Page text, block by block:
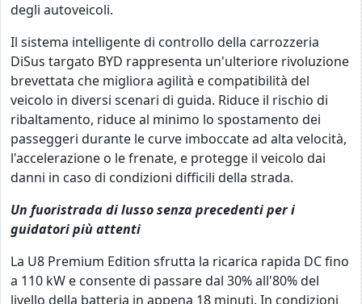
degli autoveicoli.
Il sistema intelligente di controllo della carrozzeria
DiSus targato BYD rappresenta un'ulteriore rivoluzione
brevettata che migliora agilità e compatibilità del
veicolo in diversi scenari di guida. Riduce il rischio di
ribaltamento, riduce al minimo lo spostamento dei
passeggeri durante le curve imboccate ad alta velocità,
l'accelerazione o le frenate, e protegge il veicolo dai
danni in caso di condizioni difficili della strada.
Un fuoristrada di lusso senza precedenti per i
guidatori più attenti
La U8 Premium Edition sfrutta la ricarica rapida DC fino
a 110 kW e consente di passare dal 30% all'80% del
livello della batteria in appena 18 minuti. In condizioni